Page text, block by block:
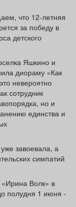
Погода
что 12-летняя
за победу в
детского
Яшкино и
диораму «Как
невероятно
сотрудник
но и
единства и
завоевала, а
симпатий
Волк» в
полудня 1 июня -